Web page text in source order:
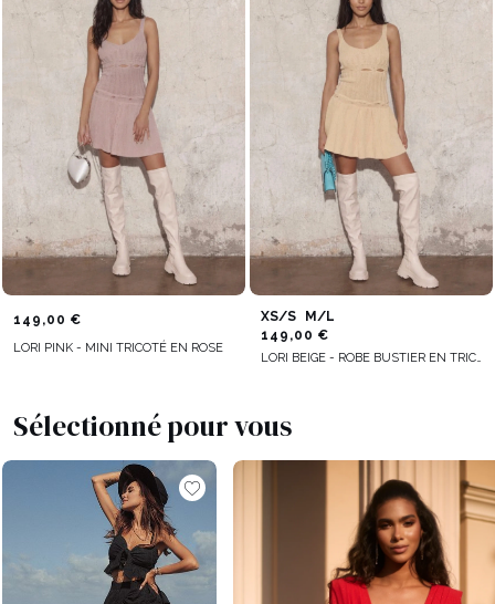
149,00 €
LORI PINK - MINI TRICOTÉ EN ROSE
XS/S
M/L
149,00 €
LORI BEIGE - ROBE BUSTIER EN TRICOT
Sélectionné pour vous